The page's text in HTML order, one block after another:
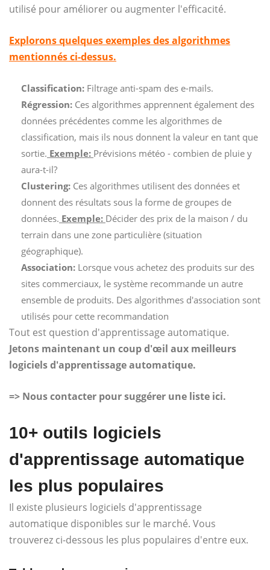
utilisé pour améliorer ou augmenter l'efficacité.
Explorons quelques exemples des algorithmes
mentionnés ci-dessus.
Classification: Filtrage anti-spam des e-mails.
Régression: Ces algorithmes apprennent également des
données précédentes comme les algorithmes de
classification, mais ils nous donnent la valeur en tant que
sortie. Exemple: Prévisions météo - combien de pluie y
aura-t-il?
Clustering: Ces algorithmes utilisent des données et
donnent des résultats sous la forme de groupes de
données. Exemple: Décider des prix de la maison / du
terrain dans une zone particulière (situation
géographique).
Association: Lorsque vous achetez des produits sur des
sites commerciaux, le système recommande un autre
ensemble de produits. Des algorithmes d'association sont
utilisés pour cette recommandation
Tout est question d'apprentissage automatique.
Jetons maintenant un coup d'œil aux meilleurs
logiciels d'apprentissage automatique.
=> Nous contacter pour suggérer une liste ici.
10+ outils logiciels
d'apprentissage automatique
les plus populaires
Il existe plusieurs logiciels d'apprentissage
automatique disponibles sur le marché. Vous
trouverez ci-dessous les plus populaires d'entre eux.